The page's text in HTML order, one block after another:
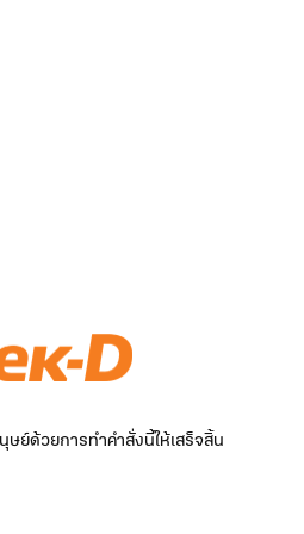
ย์ด้วยการทำคำสั่งนี้ให้เสร็จสิ้น